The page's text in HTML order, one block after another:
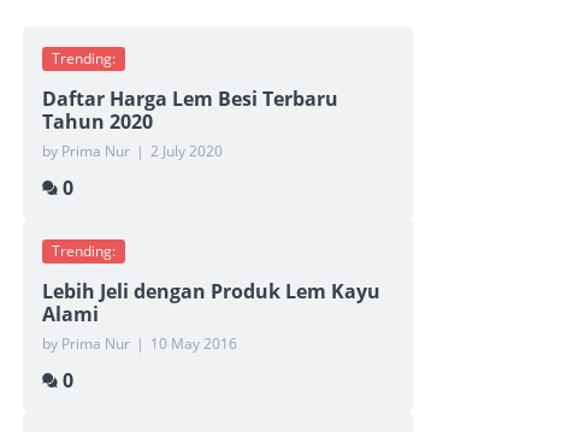
Trending:
Daftar Harga Lem Besi Terbaru
Tahun 2020
by Prima Nur | 2 July 2020
0
Trending:
Lebih Jeli dengan Produk Lem Kayu
Alami
by Prima Nur | 10 May 2016
0